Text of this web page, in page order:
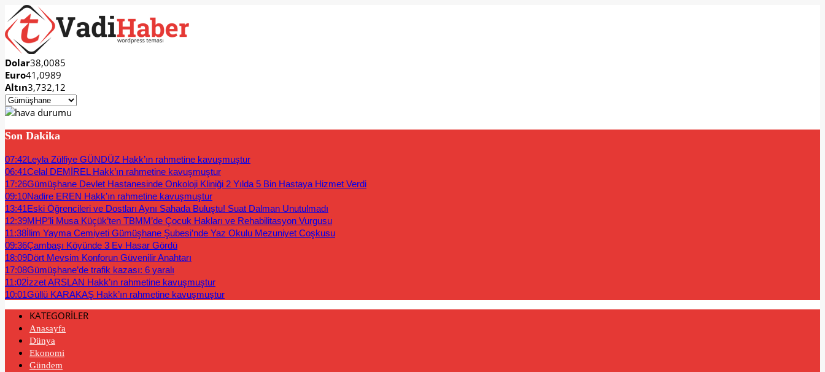
Dolar38,0085
Euro41,0989
Altın3,732,12
Son Dakika
07:42Leyla Zülfiye GÜNDÜZ Hakk’ın rahmetine kavuşmuştur
06:41Celal DEMİREL Hakk’ın rahmetine kavuşmuştur
17:26Gümüşhane Devlet Hastanesinde Onkoloji Kliniği 2 Yılda 5 Bin Hastaya Hizmet Verdi
09:10Nadire EREN Hakk’ın rahmetine kavuşmuştur
13:41Eski Öğrencileri ve Dostları Aynı Sahada Buluştu! Suat Dalman Unutulmadı
12:39MHP’li Musa Küçük’ten TBMM’de Çocuk Hakları ve Rehabilitasyon Vurgusu
11:38İlim Yayma Cemiyeti Gümüşhane Şubesi’nde Yaz Okulu Mezuniyet Coşkusu
09:36Çambaşı Köyünde 3 Ev Hasar Gördü
18:09Dört Mevsim Konforun Güvenilir Anahtarı
17:08Gümüşhane’de trafik kazası: 6 yaralı
11:02İzzet ARSLAN Hakk’ın rahmetine kavuşmuştur
10:01Güllü KARAKAŞ Hakk’ın rahmetine kavuşmuştur
KATEGORİLER
Anasayfa
Dünya
Ekonomi
Gündem